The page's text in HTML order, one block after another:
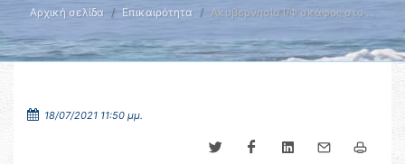
Αρχική σελίδα Επικαιρότητα Ακυβερνησία Ι/Φ σκάφος στο …
18/07/2021 11:50 μμ.